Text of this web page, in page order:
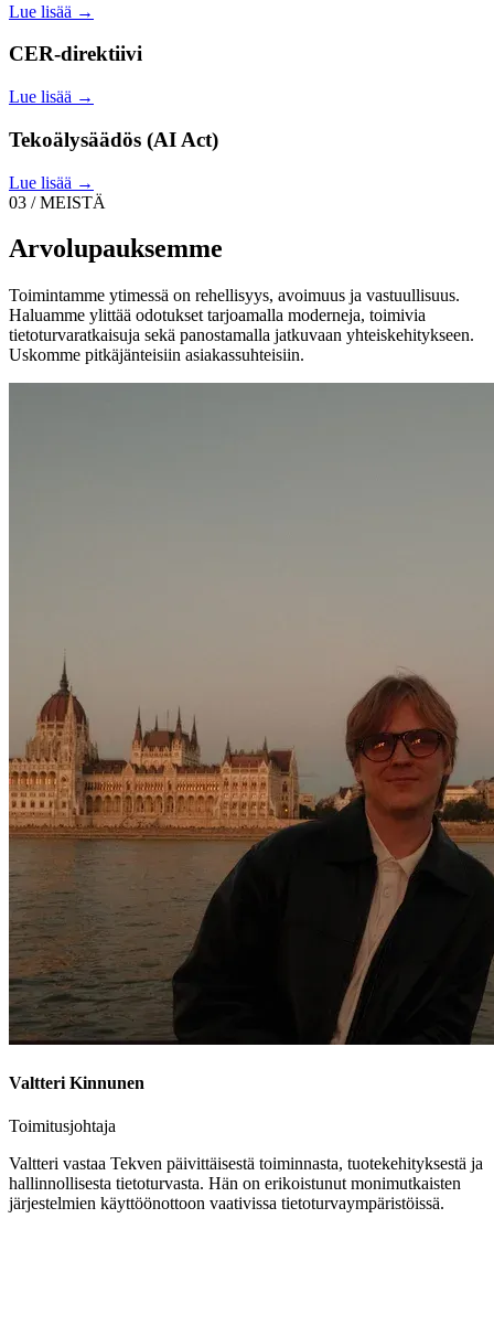
Lue lisää →
CER-direktiivi
Lue lisää →
Tekoälysäädös (AI Act)
Lue lisää →
03 / MEISTÄ
Arvolupauksemme
Toimintamme ytimessä on rehellisyys, avoimuus ja vastuullisuus.
Haluamme ylittää odotukset tarjoamalla moderneja, toimivia
tietoturvaratkaisuja sekä panostamalla jatkuvaan yhteiskehitykseen.
Uskomme pitkäjänteisiin asiakassuhteisiin.
Valtteri Kinnunen
Toimitusjohtaja
Valtteri vastaa Tekven päivittäisestä toiminnasta, tuotekehityksestä ja
hallinnollisesta tietoturvasta. Hän on erikoistunut monimutkaisten
järjestelmien käyttöönottoon vaativissa tietoturvaympäristöissä.